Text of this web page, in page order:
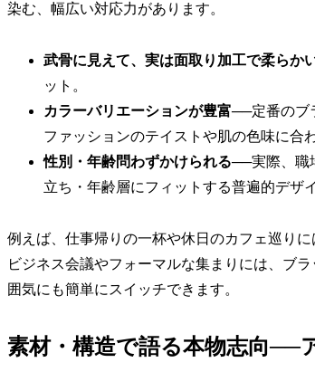
染む、幅広い対応力があります。
武骨に見えて、実は面取り加工で柔らか
ット。
カラーバリエーションが豊富──定番のブ
ファッションのテイストや肌の色味に合
性別・年齢問わずかけられる──実際、職
立ち・年齢層にフィットする普遍的デザ
例えば、仕事帰りの一杯や休日のカフェ巡り
ビジネス会議やフォーマルな集まりには、ブ
囲気にも簡単にスイッチできます。
素材・構造で語る本物志向──